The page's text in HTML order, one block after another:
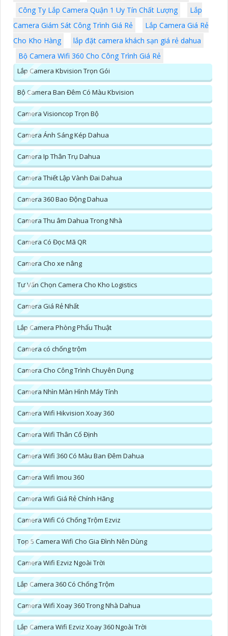
Công Ty Lắp Camera Quận 1 Uy Tín Chất Lượng
Lắp
Camera Giám Sát Công Trình Giá Rẻ
Lắp Camera Giá Rẻ
Cho Kho Hàng
lắp đặt camera khách sạn giá rẻ dahua
Bộ Camera Wifi 360 Cho Công Trình Giá Rẻ
Lắp Camera Kbvision Trọn Gói
Bộ Camera Ban Đêm Có Màu Kbvision
Camera Visioncop Trọn Bộ
Camera Ánh Sáng Kép Dahua
Camera Ip Thân Trụ Dahua
Camera Thiết Lập Vành Đai Dahua
Camera 360 Bao Động Dahua
Camera Thu âm Dahua Trong Nhà
Camera Có Đọc Mã QR
Camera Cho xe nâng
Tư Vấn Chọn Camera Cho Kho Logistics
Camera Giá Rẻ Nhất
Lắp Camera Phòng Phẩu Thuật
Camera có chống trộm
Camera Cho Công Trình Chuyên Dụng
Camera Nhìn Màn Hình Máy Tính
Camera Wifi Hikvision Xoay 360
Camera Wifi Thân Cố Định
Camera Wifi 360 Có Màu Ban Đêm Dahua
Camera Wifi Imou 360
Camera Wifi Giá Rẻ Chính Hãng
Camera Wifi Có Chống Trộm Ezviz
Top 5 Camera Wifi Cho Gia Đình Nên Dùng
Camera Wifi Ezviz Ngoài Trời
Lắp Camera 360 Có Chống Trộm
Camera Wifi Xoay 360 Trong Nhà Dahua
Lắp Camera Wifi Ezviz Xoay 360 Ngoài Trời